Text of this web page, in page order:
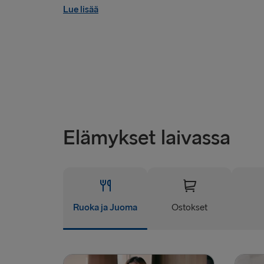
Lue lisää
Elämykset laivassa
Ruoka ja Juoma Ostokset